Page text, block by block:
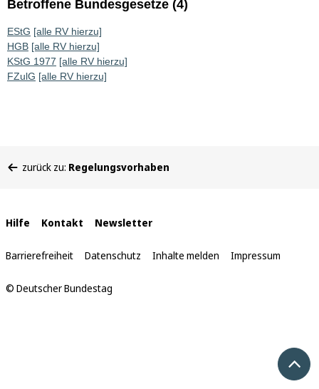
Betroffene Bundesgesetze (4)
EStG [alle RV hierzu]
HGB [alle RV hierzu]
KStG 1977 [alle RV hierzu]
FZulG [alle RV hierzu]
befinden
zurück zu: Regelungsvorhaben
Interne
Links
Hilfe Kontakt Newsletter
Barrierefreiheit Datenschutz Inhalte melden Impressum
© Deutscher Bundestag